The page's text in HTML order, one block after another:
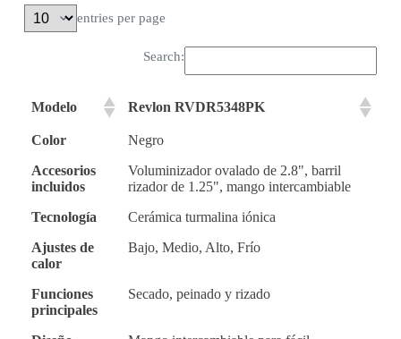
entries per page
Search:
Modelo Revlon RVDR5348PK
Color
Negro
Accesorios
incluidos
Voluminizador ovalado de 2.8", barril
rizador de 1.25", mango intercambiable
Tecnología
Cerámica turmalina iónica
Ajustes de
calor
Bajo, Medio, Alto, Frío
Funciones
principales
Secado, peinado y rizado